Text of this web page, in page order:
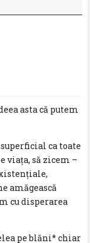
asta că putem
ca toate
viaţa, să zicem –
amăgească
cu disperarea
pe blăni* chiar